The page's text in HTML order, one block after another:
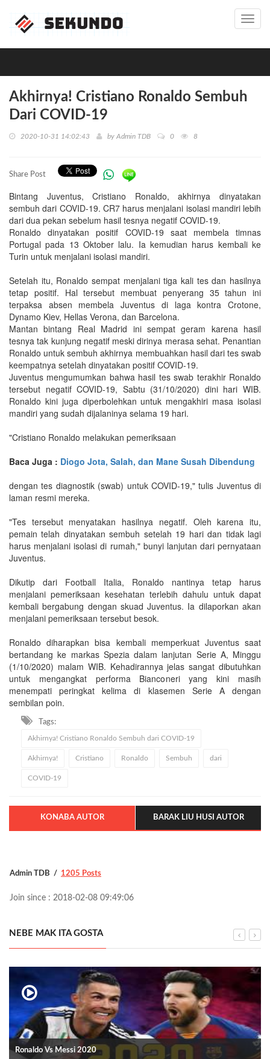
Akhirnya! Cristiano Ronaldo Sembuh
Dari COVID-19
2020-10-31 14:02:43 by Admin TDB 0 8
Share Post
Bintang Juventus, Cristiano Ronaldo, akhirnya dinyatakan
sembuh dari COVID-19. CR7 harus menjalani isolasi mandiri lebih
dari dua pekan sebelum hasil tesnya negatif COVID-19.
Ronaldo dinyatakan positif COVID-19 saat membela timnas
Portugal pada 13 Oktober lalu. Ia kemudian harus kembali ke
Turin untuk menjalani isolasi mandiri.
Setelah itu, Ronaldo sempat menjalani tiga kali tes dan hasilnya
tetap positif. Hal tersebut membuat penyerang 35 tahun ini
terpaksa absen membela Juventus di laga kontra Crotone,
Dynamo Kiev, Hellas Verona, dan Barcelona.
Mantan bintang Real Madrid ini sempat geram karena hasil
tesnya tak kunjung negatif meski dirinya merasa sehat. Penantian
Ronaldo untuk sembuh akhirnya membuahkan hasil dari tes swab
keempatnya setelah dinyatakan positif COVID-19.
Juventus mengumumkan bahwa hasil tes swab terakhir Ronaldo
tersebut negatif COVID-19, Sabtu (31/10/2020) dini hari WIB.
Ronaldo kini juga diperbolehkan untuk mengakhiri masa isolasi
mandiri yang sudah dijalaninya selama 19 hari.
"Cristiano Ronaldo melakukan pemeriksaan
Baca Juga : Diogo Jota, Salah, dan Mane Susah Dibendung
dengan tes diagnostik (swab) untuk COVID-19," tulis Juventus di
laman resmi mereka.
"Tes tersebut menyatakan hasilnya negatif. Oleh karena itu,
pemain telah dinyatakan sembuh setelah 19 hari dan tidak lagi
harus menjalani isolasi di rumah," bunyi lanjutan dari pernyataan
Juventus.
Dikutip dari Football Italia, Ronaldo nantinya tetap harus
menjalani pemeriksaan kesehatan terlebih dahulu untuk dapat
kembali bergabung dengan skuad Juventus. Ia dilaporkan akan
menjalani pemeriksaan tersebut besok.
Ronaldo diharapkan bisa kembali memperkuat Juventus saat
bertandang ke markas Spezia dalam lanjutan Serie A, Minggu
(1/10/2020) malam WIB. Kehadirannya jelas sangat dibutuhkan
untuk mengangkat performa Bianconeri yang kini masih
menempati peringkat kelima di klasemen Serie A dengan
sembilan poin.
Tags:
Akhirnya! Cristiano Ronaldo Sembuh dari COVID-19
Akhirnya! Cristiano Ronaldo Sembuh dari
COVID-19
KONABA AUTOR BARAK LIU HUSI AUTOR
Admin TDB 1205 Posts
Join since : 2018-02-08 09:49:06
NEBE MAK ITA GOSTA
Ronaldo Vs Messi 2020